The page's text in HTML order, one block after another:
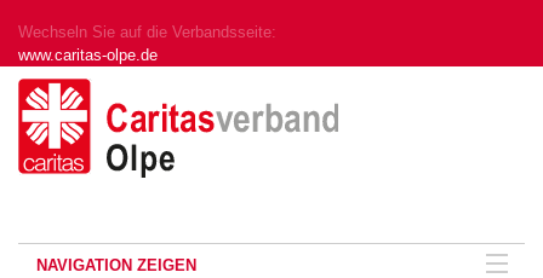
Wechseln Sie auf die Verbandsseite:
www.caritas-olpe.de
NAVIGATION ZEIGEN